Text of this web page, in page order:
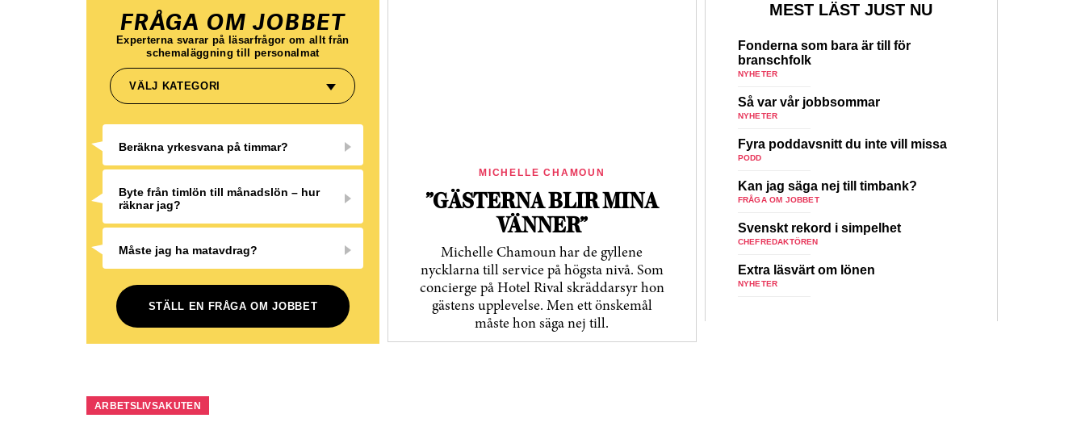
FRÅGA OM JOBBET
Experterna svarar på läsarfrågor om allt från
schemaläggning till personalmat
VÄLJ KATEGORI
Beräkna yrkesvana på timmar?
Byte från timlön till månadslön – hur
räknar jag?
Måste jag ha matavdrag?
STÄLL EN FRÅGA OM JOBBET
MICHELLE CHAMOUN
”GÄSTERNA BLIR MINA
VÄNNER”
Michelle Chamoun har de gyllene
nycklarna till service på högsta nivå. Som
concierge på Hotel Rival skräddarsyr hon
gästens upp­levelse. Men ett önskemål
måste hon säga nej till.
MEST LÄST JUST NU
Fonderna som bara är till för
branschfolk
NYHETER
Så var vår jobbsommar
NYHETER
Fyra poddavsnitt du inte vill missa
PODD
Kan jag säga nej till timbank?
FRÅGA OM JOBBET
Svenskt rekord i simpelhet
CHEFREDAKTÖREN
Extra läsvärt om lönen
NYHETER
ARBETSLIVSAKUTEN